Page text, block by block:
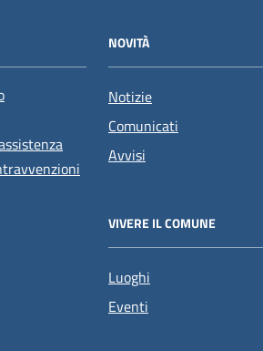
NOVITÀ
Notizie
Comunicati
Avvisi
VIVERE IL COMUNE
Luoghi
Eventi